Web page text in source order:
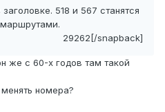
518 и 567 станятся
маршрутами.
29262[/snapback]
же с 60-х годов там такой
номера?